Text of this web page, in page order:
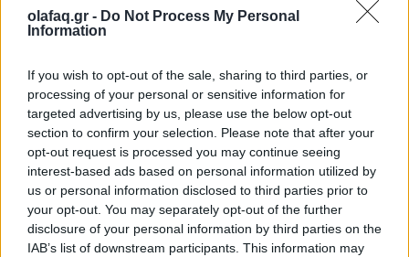
olafaq.gr - Do Not Process My Personal
Information
If you wish to opt-out of the sale, sharing to third parties, or
processing of your personal or sensitive information for
targeted advertising by us, please use the below opt-out
section to confirm your selection. Please note that after your
opt-out request is processed you may continue seeing
interest-based ads based on personal information utilized by
us or personal information disclosed to third parties prior to
your opt-out. You may separately opt-out of the further
disclosure of your personal information by third parties on the
IAB’s list of downstream participants. This information may
σε ποια πλευρά ανήκουν. Λίγα είναι αυτά που έχουν
ανακαλύψετε -μπείτε στο olafaq.gr για παράδειγμα,
α, εδώ είστε.
Δεν ψηφίζουμε με μη πολιτικά κριτήρια. Η λάμψη
που εκπέμπουν οι αθλητές και τα μοντέλα, η
οικειότητα που έχει αναπτυχθεί με καλλιτέχνες και